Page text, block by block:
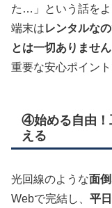
た…」という話を
端末はレンタルな
とは一切ありません
重要な安心ポイント
④始める自由！
える
光回線のような面
Webで完結し、 平